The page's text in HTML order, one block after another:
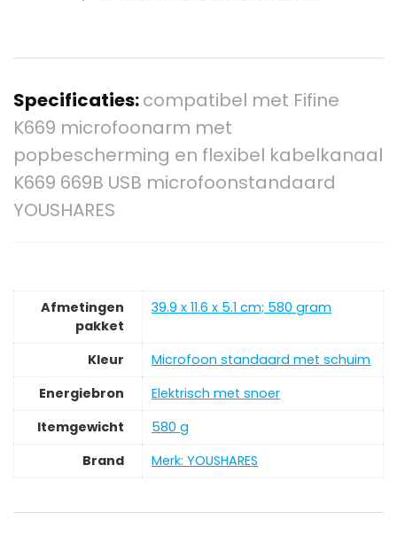
Specificaties:compatibel met Fifine
K669 microfoonarm met
popbescherming en flexibel kabelkanaal
K669 669B USB microfoonstandaard
YOUSHARES
Afmetingen
pakket
‎39.9 x 11.6 x 5.1 cm; 580 gram
Kleur
‎Microfoon standaard met schuim
Energiebron
‎Elektrisch met snoer
Itemgewicht
‎580 g
Brand
Merk: YOUSHARES